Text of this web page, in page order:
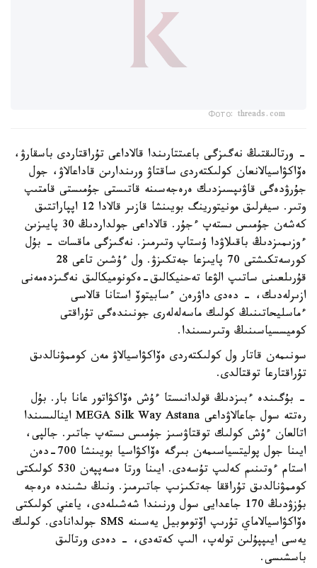
Фото: threads.com
- ورتالىقتىڭ نەگىزگى باعىتتارىندا قالاداعى تۇراقتاردى باسقارۋ،
ەۆاكۋاسيالانعان كولىكتەردى ساقتاۋ ورىندارىن قاداعالاۋ، جول
جۇرۋدەگى قاۋىپسىزدىك ەرەجەسىنە قاتىستى جۇمىستى قامتىپ
وتىر. سيفرلىق مونيتورينگ بويىنشا قازىر قالادا 12 اپپاراتتىق
كەشەن جۇمىس ىستەپ ءجۇر. قالاداعى جولداردىڭ 30 پايىزىن
ءوزىمىزدىڭ باقىلاۋدا ۇستاپ وتىرمىز. نەگىزگى ماقسات - بۇل
كورسەتكىشتى 70 پايىزعا جەتكىزۋ. ول ءۇشىن تاعى 28
قۇرىلعىنى ساتىپ الۋعا تەحنيكالىق-ەكونوميكالىق نەگىزدەمەنى
ازىرلەدىك، - دەدى داۋرەن ءسابيتوۆ استانا قالاسى
ءماسليحاتىنىڭ كولىك ماسەلەلەرى جونىندەگى تۇراقتى
كوميسسياسىنىڭ وتىرىسىندا.
سونىمەن قاتار ول كولىكتەردى ەۆاكۋاسيالاۋ مەن كوممۋنالدىق
تۇراقتارعا توقتالدى.
- بۇگىندە ءبىزدىڭ قولدانىستا ءۇش ەۆاكۋاتور عانا بار. بۇل
رەتتە سول جاعالاۋداعى MEGA Silk Way Astana اينالىسىندا
اتالعان ءۇش كولىك توقتاۋسىز جۇمىس ىستەپ جاتىر. جالپى،
ايىنا جول پوليتسياسىمەن بىرگە ەۆاكۋاسيا بويىنشا 700-دەن
استام ءوتىنىم كەلىپ تۇسەدى. ايىنا ورتا ەسەپپەن 530 كولىكتى
كوممۋنالدىق تۇراققا جەتكىزىپ جاتىرمىز. ونىڭ ىشىندە ەرەجە
بۇزۋدىڭ 170 جاعدايى سول ورنىندا شەشىلەدى، ياعني كولىكتى
ەۆاكۋاسيالاماي تۇرىپ اۆتوموبيل يەسىنە SMS جولدانادى. كولىك
يەسى ايىپپۇلىن تولەپ، الىپ كەتەدى، - دەدى ورتالىق
باسشىسى.